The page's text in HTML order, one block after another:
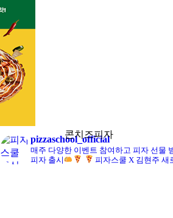
콘치즈피자pizzaschool_official
매주 다양한 이벤트 참여하고 피자 선물
피자 출시
피자스쿨 X 김현주 새